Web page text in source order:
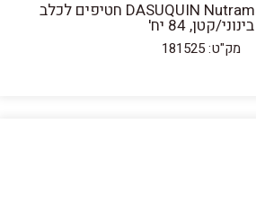
תוסף מפרקים DASUQUIN Nutramax חטיפים לכלב
בינוני/קטן, 84 יח'
מק"ט: 181525